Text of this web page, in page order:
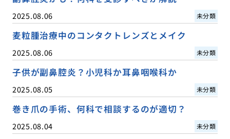
2025.08.06 未分類
麦粒腫治療中のコンタクトレンズとメイク
2025.08.06 未分類
子供が副鼻腔炎？小児科か耳鼻咽喉科か
2025.08.05 未分類
巻き爪の手術、何科で相談するのが適切？
2025.08.04 未分類